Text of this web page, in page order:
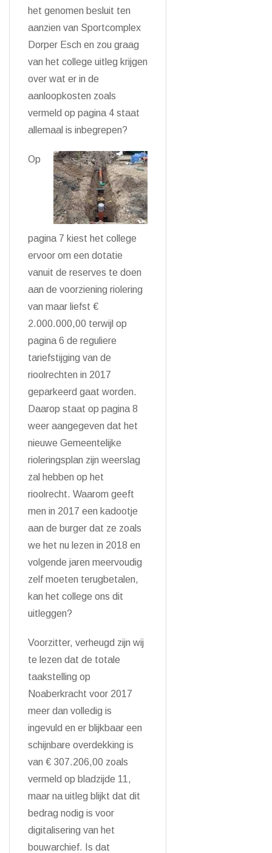
het genomen besluit ten
aanzien van Sportcomplex
Dorper Esch en zou graag
van het college uitleg krijgen
over wat er in de
aanloopkosten zoals
vermeld op pagina 4 staat
allemaal is inbegrepen?
Op
pagina 7 kiest het college
ervoor om een dotatie
vanuit de reserves te doen
aan de voorziening riolering
van maar liefst €
2.000.000,00 terwijl op
pagina 6 de reguliere
tariefstijging van de
rioolrechten in 2017
geparkeerd gaat worden.
Daarop staat op pagina 8
weer aangegeven dat het
nieuwe Gemeentelijke
rioleringsplan zijn weerslag
zal hebben op het
rioolrecht. Waarom geeft
men in 2017 een kadootje
aan de burger dat ze zoals
we het nu lezen in 2018 en
volgende jaren meervoudig
zelf moeten terugbetalen,
kan het college ons dit
uitleggen?
Voorzitter, verheugd zijn wij
te lezen dat de totale
taakstelling op
Noaberkracht voor 2017
meer dan volledig is
ingevuld en er blijkbaar een
schijnbare overdekking is
van € 307.206,00 zoals
vermeld op bladzijde 11,
maar na uitleg blijkt dat dit
bedrag nodig is voor
digitalisering van het
bouwarchief. Is dat